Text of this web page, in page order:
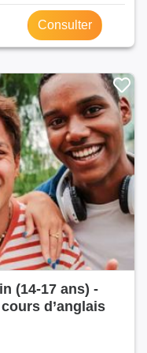
Consulter
(14-17 ans) -
d’anglais